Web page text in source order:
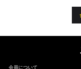
1
会員について